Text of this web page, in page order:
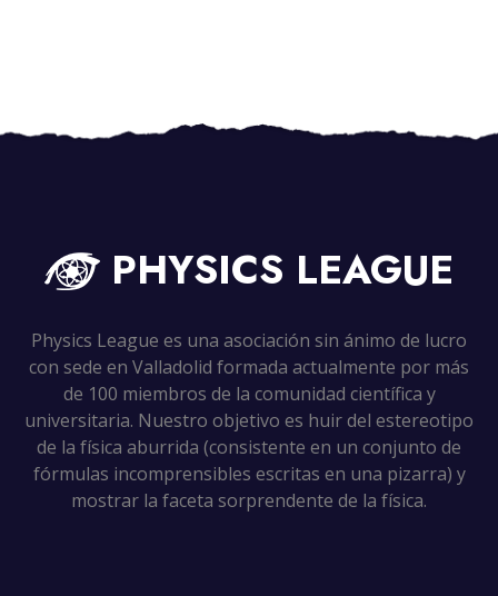
PHYSICS LEAGUE
Physics League es una asociación sin ánimo de lucro
con sede en Valladolid formada actualmente por más
de 100 miembros de la comunidad científica y
universitaria. Nuestro objetivo es huir del estereotipo
de la física aburrida (consistente en un conjunto de
fórmulas incomprensibles escritas en una pizarra) y
mostrar la faceta sorprendente de la física.